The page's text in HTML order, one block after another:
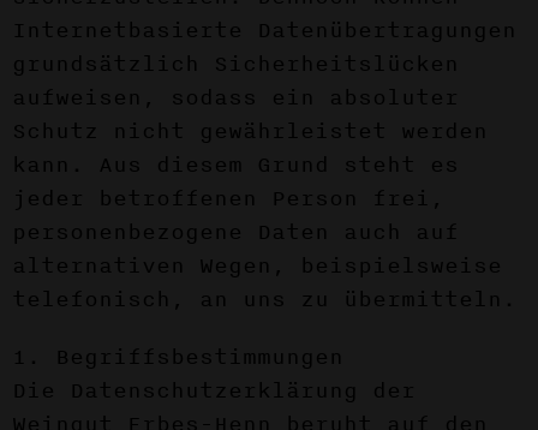
Internetbasierte Datenübertragungen
grundsätzlich Sicherheitslücken
aufweisen, sodass ein absoluter
Schutz nicht gewährleistet werden
kann. Aus diesem Grund steht es
jeder betroffenen Person frei,
personenbezogene Daten auch auf
alternativen Wegen, beispielsweise
telefonisch, an uns zu übermitteln.
1. Begriffsbestimmungen
Die Datenschutzerklärung der